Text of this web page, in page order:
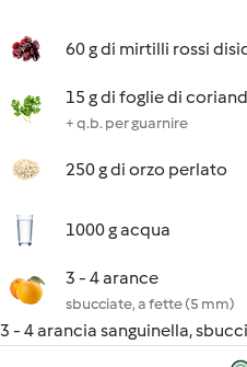
60 g di mirtilli rossi
15 g di foglie di
+ q.b. per guarnire
250 g di orzo perlato
1000 g acqua
3 - 4 arance
sbucciate, a fette (5 mm)
3 - 4 arancia sanguinella,